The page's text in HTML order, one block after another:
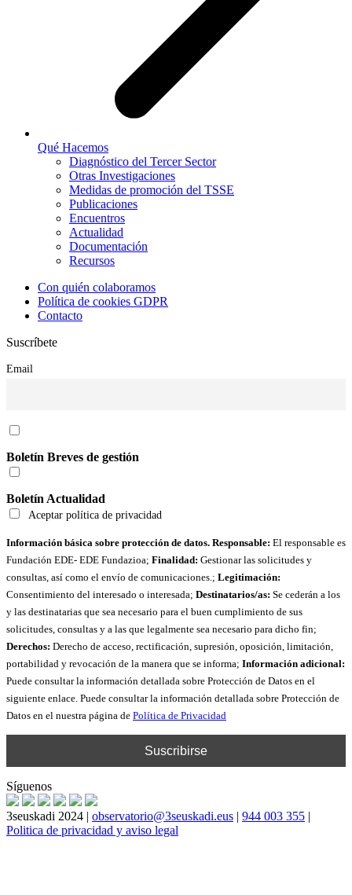
Qué Hacemos
Diagnóstico del Tercer Sector
Otras Investigaciones
Medidas de promoción del TSSE
Publicaciones
Encuentros
Actualidad
Documentación
Recursos
Con quién colaboramos
Política de cookies GDPR
Contacto
Suscríbete
Email
Boletín Breves de gestión
Boletín Actualidad
Aceptar política de privacidad
Información básica sobre protección de datos. Responsable: El responsable es
Fundación EDE- EDE Fundazioa; Finalidad: Gestionar las solicitudes y
consultas, así como el envío de comunicaciones.; Legitimación:
Consentimiento del interesado o interesada; Destinatarios/as: Se cederán a los
y las destinatarias que sea necesario para el buen cumplimiento de sus
solicitudes, consultas y a las que legalmente sea necesario para dicho fin;
Derechos: Derecho de acceso, rectificación, supresión, oposición, limitación,
portabilidad y revocación de la manera que se informa; Información adicional:
Puede consultar la información detallada sobre Protección de Datos en el
siguiente enlace. Puede consultar la información detallada sobre Protección de
Datos en el nuestra página de Política de Privacidad
Síguenos
3seuskadi 2024 | observatorio@3seuskadi.eus | 944 003 355 |
Politica de privacidad y aviso legal